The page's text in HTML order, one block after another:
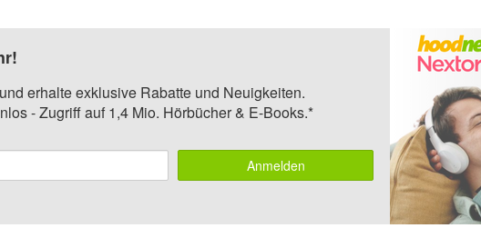
erhalte exklusive Rabatte und Neuigkeiten.
- Zugriff auf 1,4 Mio. Hörbücher & E-Books.*
Anmelden